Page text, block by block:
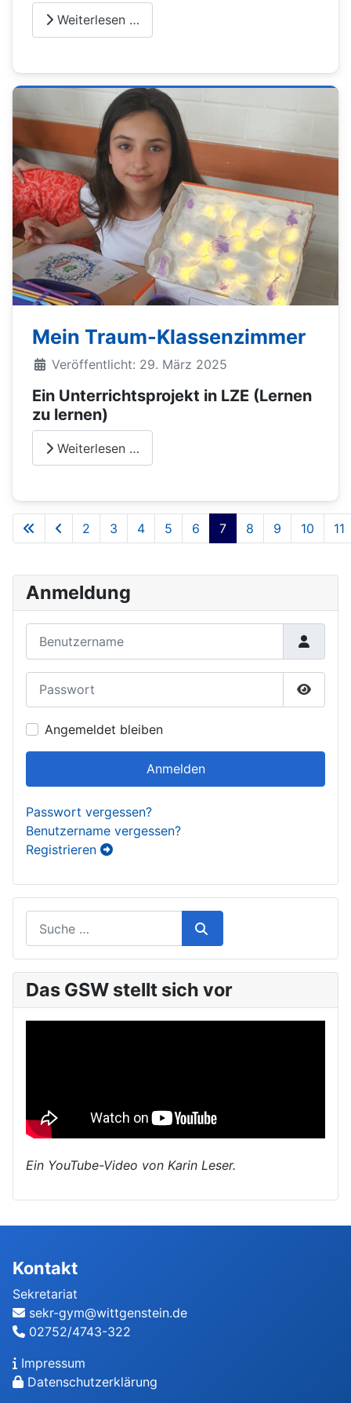
Anmeldung
Angemeldet bleiben
Anmelden
Passwort vergessen?
Benutzername vergessen?
Registrieren
Das GSW stellt sich vor
Ein YouTube-Video von Karin Leser.
Weiterlesen …
Mein Traum-Klassenzimmer
Veröffentlicht: 29. März 2025
Ein Unterrichtsprojekt in LZE (Lernen
zu lernen)
Weiterlesen …
Seite 7 von 20
2 3 4 5 6 7 8 9 10 11
Kontakt
Sekretariat
sekr-gym@wittgenstein.de
02752/4743-322
Impressum
Datenschutzerklärung